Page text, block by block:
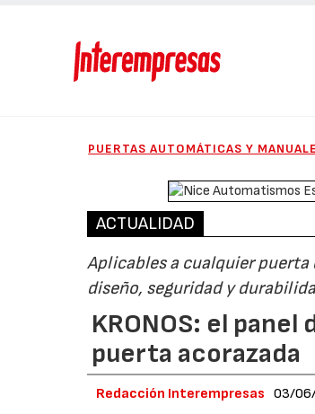
PUERTAS AUTOMÁTICAS Y
ACTUALIDAD
Aplicables a cualquier
diseño, seguridad y
KRONOS: el
puerta acorazada
Redacción Interempresas 03/